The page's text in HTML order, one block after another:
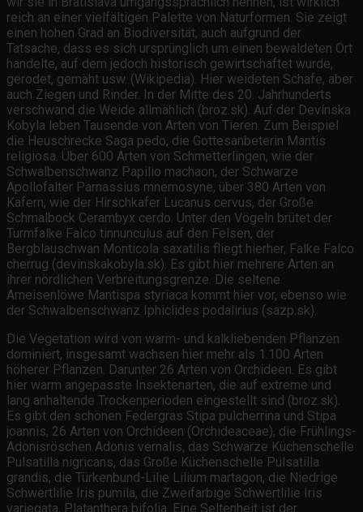
reich an einer vielfältigen Palette von Naturformen. Sie zeigt
einen hohen Grad an Biodiversität, auch aufgrund der
Tatsache, dass es sich ursprünglich um einen bewaldeten Ort
handelte, auf dem jedoch historisch gewirtschaftet wurde,
gerodet, gemäht usw. (Wikipedia). Hier weideten Schafe, aber
auch Ziegen und Rinder. In der Mitte des 20. Jahrhunderts
verschwand die Weide allmählich (broz.sk). Auf der Devínska
Kobyla leben Tausende von Arten von Tieren. Zum Beispiel
die Heuschrecke Saga pedo, die Gottesanbeterin Mantis
religiosa. Über 600 Arten von Schmetterlingen, wie der
Schwalbenschwanz Papilio machaon, der Schwarze
Apollofalter Parnassius mnemosyne, über 380 Arten von
Käfern, wie der Hirschkafer Lucanus cervus, der Große
Schmalbock Cerambyx cerdo. Unter den Vögeln brütet der
Turmfalke Falco tinnunculus auf den Felsen, der
Bergblauschwan Monticola saxatilis fliegt hierher, Falke Falco
cherrug (devinskakobyla.sk). Es gibt hier mehrere Arten an
ihrer nördlichen Verbreitungsgrenze. Die seltene
Ameisenlöwe Mantispa styriaca kommt hier vor, ebenso wie
der Schwalbenschwanz Iphiclides podalirius (sazp.sk).
Die Vegetation wird von warm- und kalkliebenden Pflanzen
dominiert, insgesamt wachsen hier mehr als 1.100 Arten
höherer Pflanzen. Darunter 26 Arten von Orchideen. Es gibt
hier warm angepasste Insektenarten, die auf extreme und
lang anhaltende Trockenperioden eingestellt sind (broz.sk).
Es gibt den schönen Federgras Stipa pulcherrina und Stipa
joannis, 26 Arten von Orchideen (Orchideaceae), die Frühlings-
Adonisröschen Adonis vernalis, das Schwarze Küchenschelle
Pulsatilla nigricans, das Große Küchenschelle Pulsatilla
grandis, die Türkenbund-Lilie Lilium martagon, die Niedrige
Schwertlilie Iris pumila, die Zweifarbige Schwertlilie Iris
variegata, Platanthera bifolia. Eine Seltenheit ist der